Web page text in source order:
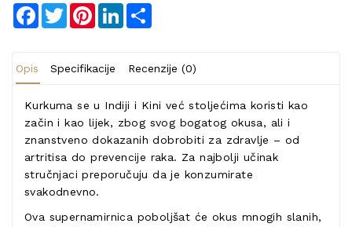
Facebook
TwitterPinterestLinkedIn
Opis Specifikacije Recenzije (0)
Kurkuma se u Indiji i Kini već stoljećima koristi kao
začin i kao lijek, zbog svog bogatog okusa, ali i
znanstveno dokazanih dobrobiti za zdravlje – od
artritisa do prevencije raka. Za najbolji učinak
stručnjaci preporučuju da je konzumirate
svakodnevno.
Ova supernamirnica poboljšat će okus mnogih slanih,